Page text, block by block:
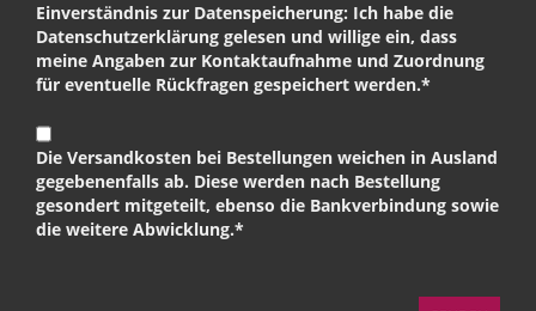
Einverständnis zur Datenspeicherung: Ich habe die
Datenschutzerklärung gelesen und willige ein, dass
meine Angaben zur Kontaktaufnahme und Zuordnung
für eventuelle Rückfragen gespeichert werden.*
Die Versandkosten bei Bestellungen weichen in Ausland
gegebenenfalls ab. Diese werden nach Bestellung
gesondert mitgeteilt, ebenso die Bankverbindung sowie
die weitere Abwicklung.*